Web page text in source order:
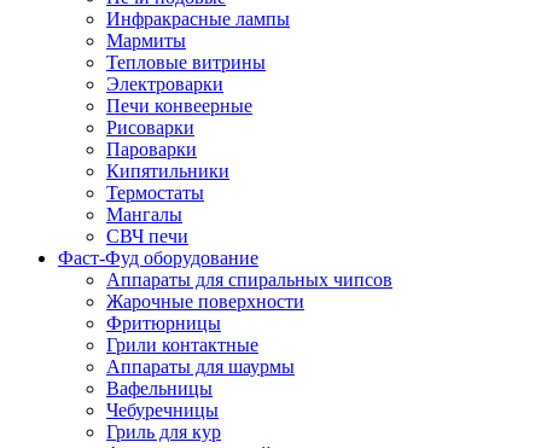
Инфракрасные лампы
Мармиты
Тепловые витрины
Электроварки
Печи конвеерные
Рисоварки
Пароварки
Кипятильники
Термостаты
Мангалы
СВЧ печи
Фаст-Фуд оборудование
Аппараты для спиральных чипсов
Жарочные поверхности
Фритюрницы
Грили контактные
Аппараты для шаурмы
Вафельницы
Чебуречницы
Гриль для кур